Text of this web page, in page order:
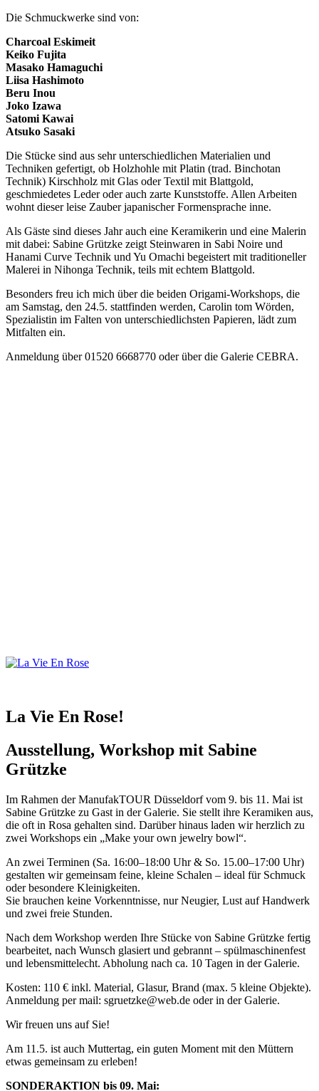
Die Schmuckwerke sind von:
Charcoal Eskimeit
Keiko Fujita
Masako Hamaguchi
Liisa Hashimoto
Beru Inou
Joko Izawa
Satomi Kawai
Atsuko Sasaki
Die Stücke sind aus sehr unterschiedlichen Materialien und
Techniken gefertigt, ob Holzhohle mit Platin (trad. Binchotan
Technik) Kirschholz mit Glas oder Textil mit Blattgold,
geschmiedetes Leder oder auch zarte Kunststoffe. Allen Arbeiten
wohnt dieser leise Zauber japanischer Formensprache inne.
Als Gäste sind dieses Jahr auch eine Keramikerin und eine Malerin
mit dabei: Sabine Grützke zeigt Steinwaren in Sabi Noire und
Hanami Curve Technik und Yu Omachi begeistert mit traditioneller
Malerei in Nihonga Technik, teils mit echtem Blattgold.
Besonders freu ich mich über die beiden Origami-Workshops, die
am Samstag, den 24.5. stattfinden werden, Carolin tom Wörden,
Spezialistin im Falten von unterschiedlichsten Papieren, lädt zum
Mitfalten ein.
Anmeldung über 01520 6668770 oder über die Galerie CEBRA.
La Vie En Rose!
Ausstellung, Workshop mit Sabine
Grützke
Im Rahmen der ManufakTOUR Düsseldorf vom 9. bis 11. Mai ist
Sabine Grützke zu Gast in der Galerie. Sie stellt ihre Keramiken aus,
die oft in Rosa gehalten sind. Darüber hinaus laden wir herzlich zu
zwei Workshops ein „Make your own jewelry bowl“.
An zwei Terminen (Sa. 16:00–18:00 Uhr & So. 15.00–17:00 Uhr)
gestalten wir gemeinsam feine, kleine Schalen – ideal für Schmuck
oder besondere Kleinigkeiten.
Sie brauchen keine Vorkenntnisse, nur Neugier, Lust auf Handwerk
und zwei freie Stunden.
Nach dem Workshop werden Ihre Stücke von Sabine Grützke fertig
bearbeitet, nach Wunsch glasiert und gebrannt – spülmaschinenfest
und lebensmittelecht. Abholung nach ca. 10 Tagen in der Galerie.
Kosten: 110 € inkl. Material, Glasur, Brand (max. 5 kleine Objekte).
Anmeldung per mail: sgruetzke@web.de oder in der Galerie.
Wir freuen uns auf Sie!
Am 11.5. ist auch Muttertag, ein guten Moment mit den Müttern
etwas gemeinsam zu erleben!
SONDERAKTION bis 09. Mai: